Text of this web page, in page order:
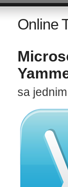
Online
sa